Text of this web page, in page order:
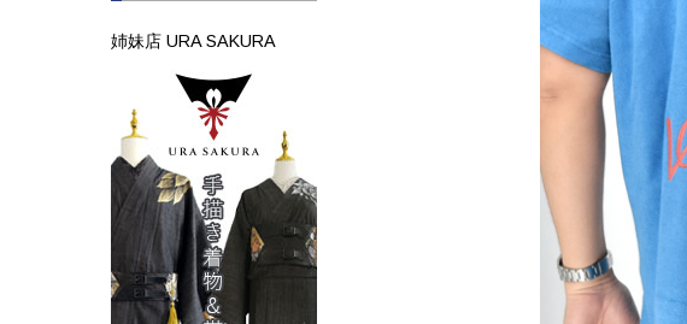
姉妹店 URA SAKURA